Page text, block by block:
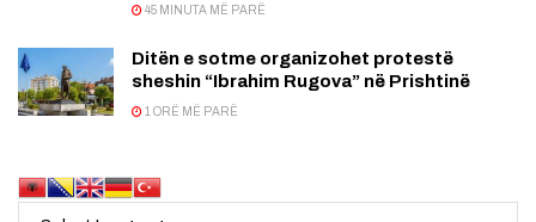
45 MINUTA MË PARË
Ditën e sotme organizohet protestë
sheshin “Ibrahim Rugova” në Prishtinë
1 ORË MË PARË